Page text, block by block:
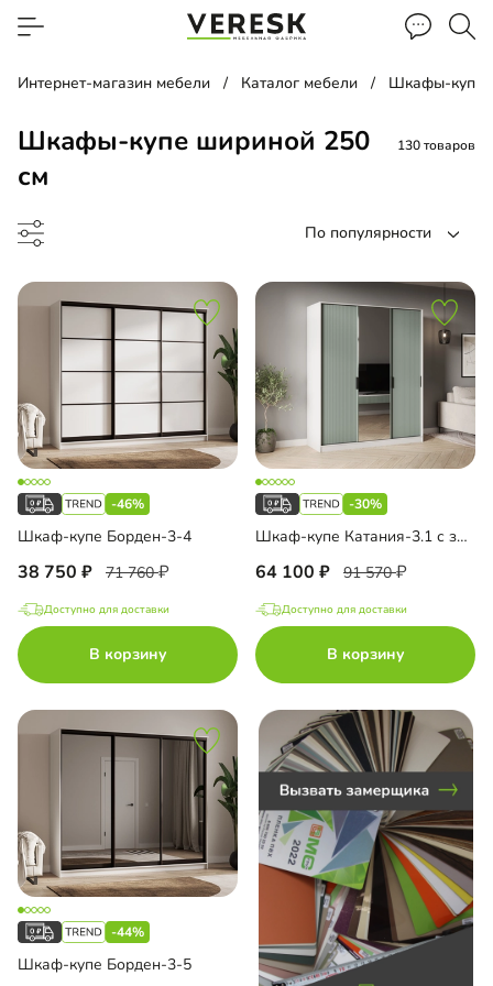
Интернет-магазин мебели Каталог мебели Шкафы-купе
Шкафы-купе шириной 250
см
130 товаров
По популярности
до
до
до
до
на МДФ
с пескоструйным рисунком
-46%
Шкаф-купе Борден-3-4
38 750 71 760
Доступно для доставки
В корзину
-30%
Шкаф-купе Катания-3.1 с зеркалом
64 100 91 570
Доступно для доставки
В корзину
-44%
Шкаф-купе Борден-3-5